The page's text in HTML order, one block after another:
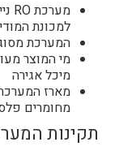
למכונת
המערכת
מיכל אגירה
מחומרים
תקינות